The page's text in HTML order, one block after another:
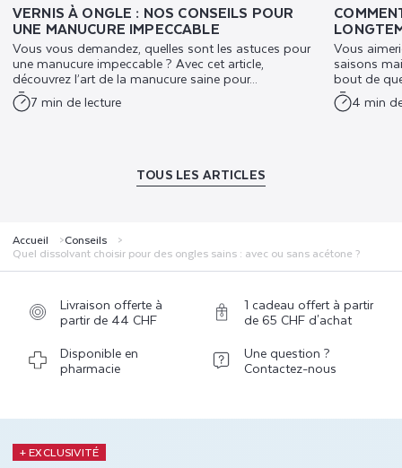
VERNIS À ONGLE : NOS CONSEILS POUR
UNE MANUCURE IMPECCABLE
Vous vous demandez, quelles sont les astuces pour
une manucure impeccable ? Avec cet article,
découvrez l’art de la manucure saine pour...
7 min de lecture
Vous
saisons
bout de
4 min
TOUS LES ARTICLES
Accueil Conseils
Quel dissolvant choisir pour des ongles sains : avec ou sans acétone ?
Livraison offerte à
partir de 44 CHF
1 cadeau offert à partir
de 65 CHF d'achat
Disponible en
pharmacie
Une question ?
Contactez-nous
+ EXCLUSIVITÉ